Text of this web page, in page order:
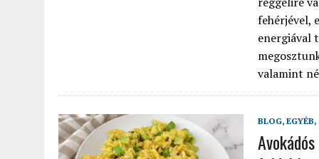
fehérjével,
energiával
valamint
BLOG, EGYÉB,